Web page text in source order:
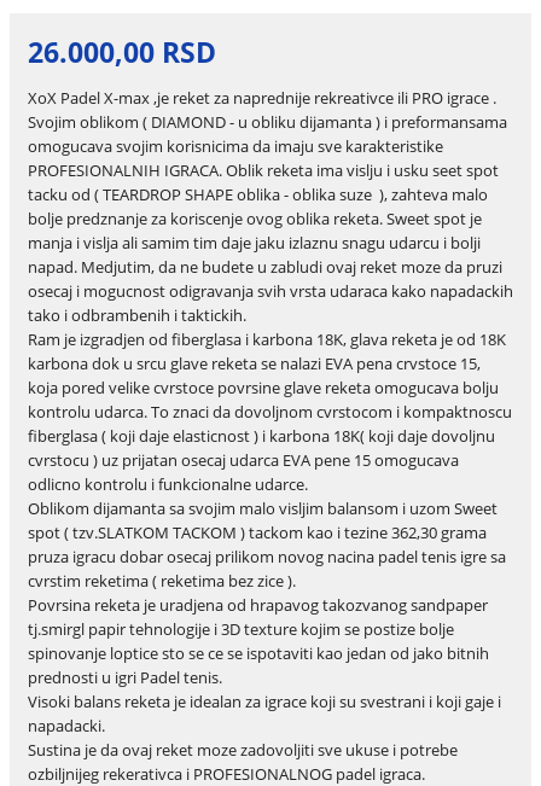
26.000,00 RSD
XoX Padel X-max ,je reket za naprednije rekreativce ili PRO igrace .
Svojim oblikom ( DIAMOND - u obliku dijamanta ) i preformansama
omogucava svojim korisnicima da imaju sve karakteristike
PROFESIONALNIH IGRACA. Oblik reketa ima vislju i usku seet spot
tacku od ( TEARDROP SHAPE oblika - oblika suze ), zahteva malo
bolje predznanje za koriscenje ovog oblika reketa. Sweet spot je
manja i vislja ali samim tim daje jaku izlaznu snagu udarcu i bolji
napad. Medjutim, da ne budete u zabludi ovaj reket moze da pruzi
osecaj i mogucnost odigravanja svih vrsta udaraca kako napadackih
tako i odbrambenih i taktickih.
Ram je izgradjen od fiberglasa i karbona 18K, glava reketa je od 18K
karbona dok u srcu glave reketa se nalazi EVA pena crvstoce 15,
koja pored velike cvrstoce povrsine glave reketa omogucava bolju
kontrolu udarca. To znaci da dovoljnom cvrstocom i kompaktnoscu
fiberglasa ( koji daje elasticnost ) i karbona 18K( koji daje dovoljnu
cvrstocu ) uz prijatan osecaj udarca EVA pene 15 omogucava
odlicno kontrolu i funkcionalne udarce.
Oblikom dijamanta sa svojim malo visljim balansom i uzom Sweet
spot ( tzv.SLATKOM TACKOM ) tackom kao i tezine 362,30 grama
pruza igracu dobar osecaj prilikom novog nacina padel tenis igre sa
cvrstim reketima ( reketima bez zice ).
Povrsina reketa je uradjena od hrapavog takozvanog sandpaper
tj.smirgl papir tehnologije i 3D texture kojim se postize bolje
spinovanje loptice sto se ce se ispotaviti kao jedan od jako bitnih
prednosti u igri Padel tenis.
Visoki balans reketa je idealan za igrace koji su svestrani i koji gaje i
napadacki.
Sustina je da ovaj reket moze zadovoljiti sve ukuse i potrebe
ozbiljnijeg rekerativca i PROFESIONALNOG padel igraca.